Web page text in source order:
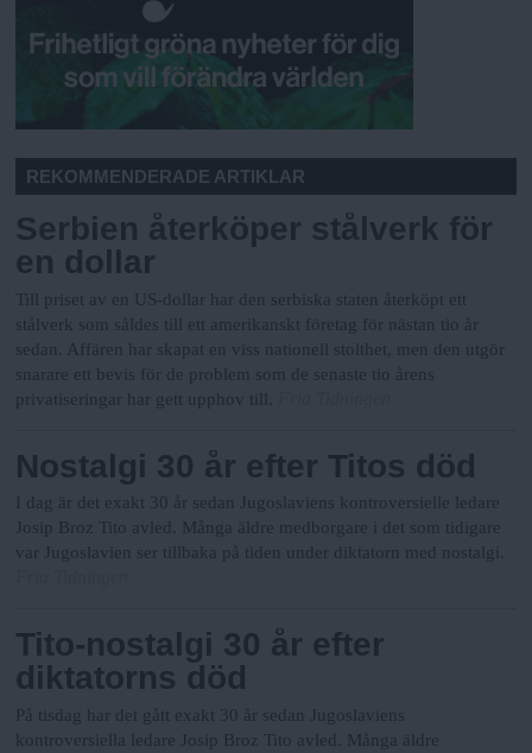
REKOMMENDERADE ARTIKLAR
Serbien återköper stålverk för
en dollar
Till priset av en US-dollar har den serbiska staten återköpt ett
stålverk som såldes till ett amerikanskt företag för nästan tio år
sedan. Affären har skapat en viss nationell stolthet, men den utgör
snarare ett bevis för de problem som de senaste tio årens
privatiseringar har gett upphov till.
Nostalgi 30 år efter Titos död
I dag är det exakt 30 år sedan Jugoslaviens kontroversielle ledare
Josip Broz Tito avled. Många äldre medborgare i det som tidigare
var Jugoslavien ser tillbaka på tiden under diktatorn med nostalgi.
Tito-nostalgi 30 år efter
diktatorns död
På tisdag har det gått exakt 30 år sedan Jugoslaviens
kontroversiella ledare Josip Broz Tito avled. Många äldre